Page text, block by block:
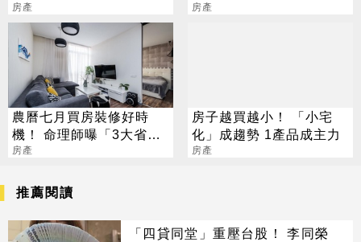
群仍有人愛
房產
岸新門戶
房產
農曆七月買房裝修好時
機！ 命理師曝「3大省錢
攻略」：一次省很大
房產
房子越買越小！ 「小宅
化」成趨勢 1產品成主力
房產
推薦閱讀
「四貸同堂」重壓台股！ 李同榮